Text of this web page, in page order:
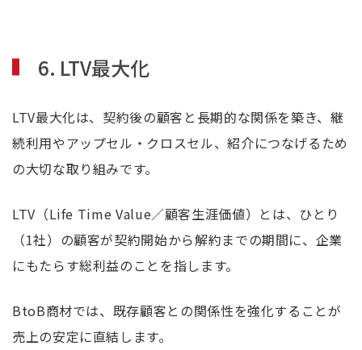
6. LTV最大化
LTV最大化は、契約後の顧客と長期的な関係を築き、継
続利用やアップセル・クロスセル、紹介につなげるため
の大切な取り組みです。
LTV（Life Time Value／顧客生涯価値）とは、ひとり
（1社）の顧客が契約開始から解約までの期間に、企業
にもたらす総利益のことを指します。
BtoB商材では、既存顧客との関係性を強化することが
売上の安定に直結します。